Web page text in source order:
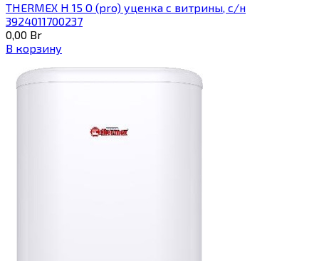
THERMEX H 15 O (pro) уценка с витрины, с/н
3924011700237
0,00 Br
В корзину